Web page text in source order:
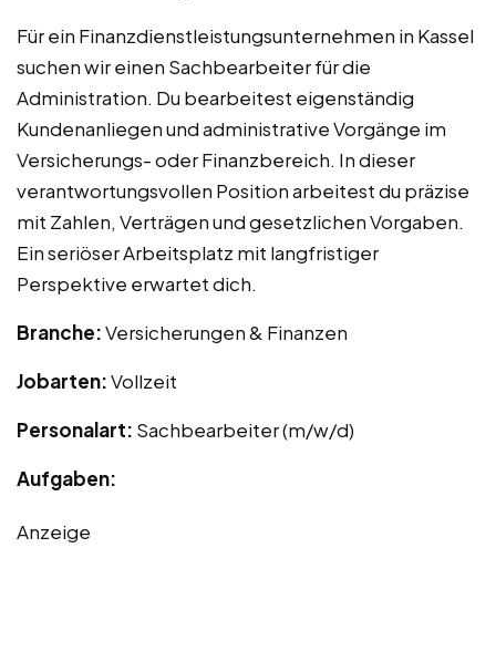
Für ein Finanzdienstleistungsunternehmen in Kassel
suchen wir einen Sachbearbeiter für die
Administration. Du bearbeitest eigenständig
Kundenanliegen und administrative Vorgänge im
Versicherungs- oder Finanzbereich. In dieser
verantwortungsvollen Position arbeitest du präzise
mit Zahlen, Verträgen und gesetzlichen Vorgaben.
Ein seriöser Arbeitsplatz mit langfristiger
Perspektive erwartet dich.
Branche:Versicherungen & Finanzen
Jobarten:Vollzeit
Personalart: Sachbearbeiter (m/w/d)
Aufgaben:
Anzeige